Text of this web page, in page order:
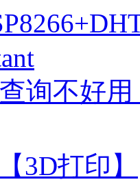
询不好
3D打印】